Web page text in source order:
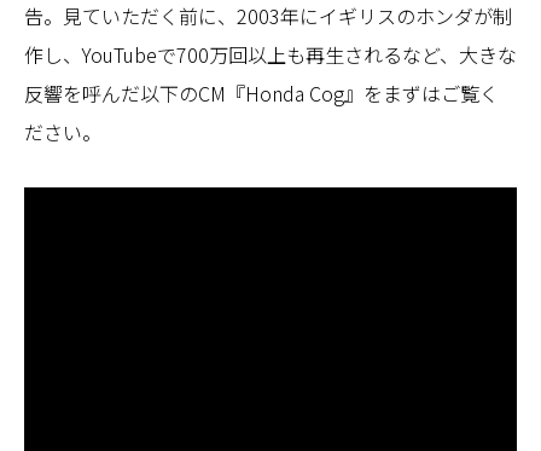
告。見ていただく前に、2003年にイギリスのホンダが制
作し、YouTubeで700万回以上も再生されるなど、大きな
反響を呼んだ以下のCM『Honda Cog』をまずはご覧く
ださい。